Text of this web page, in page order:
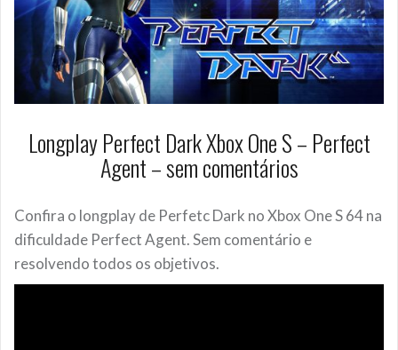
Longplay Perfect Dark Xbox One S – Perfect
Agent – sem comentários
Confira o longplay de Perfetc Dark no Xbox One S 64 na
dificuldade Perfect Agent. Sem comentário e
resolvendo todos os objetivos.